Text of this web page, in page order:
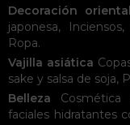
Decoración oriental
japonesa, Inciensos,
Ropa.
Vajilla asiática
sake y salsa de soja,
Belleza
Cosmética
faciales hidratantes